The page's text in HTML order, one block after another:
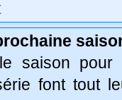
saison pour
font tout